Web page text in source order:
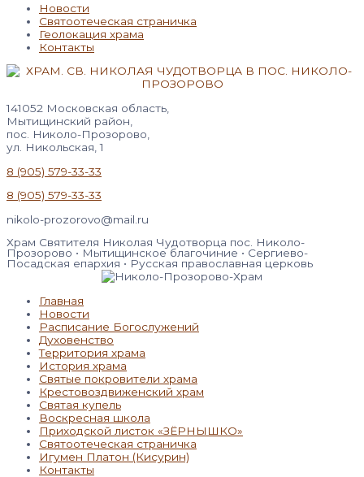
Новости
Святоотеческая страничка
Геолокация храма
Контакты
141052 Московская область,
Мытищинский район,
пос. Николо-Прозорово,
ул. Никольская, 1
8 (905) 579-33-33
8 (905) 579-33-33
nikolo-prozorovo@mail.ru
Храм Святителя Николая Чудотворца пос. Николо-
Прозорово • Мытищинское благочиние • Сергиево-
Посадская епархия • Русская православная церковь
Главная
Новости
Расписание Богослужений
Духовенство
Территория храма
История храма
Святые покровители храма
Крестовоздвиженский храм
Святая купель
Воскресная школа
Приходской листок «ЗЁРНЫШКО»
Святоотеческая страничка
Игумен Платон (Кисурин)
Контакты